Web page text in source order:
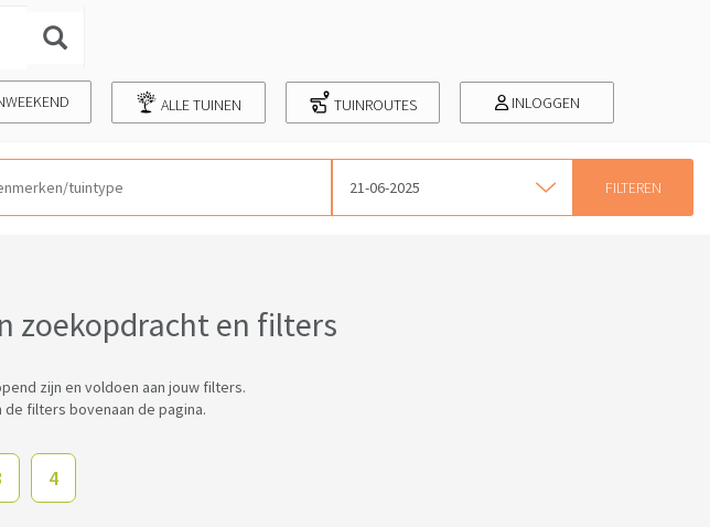
ALLE TUINEN TUINROUTES INLOGGEN
21-06-2025
zoekopdracht en filters
zijn en voldoen aan jouw filters.
filters bovenaan de pagina.
4